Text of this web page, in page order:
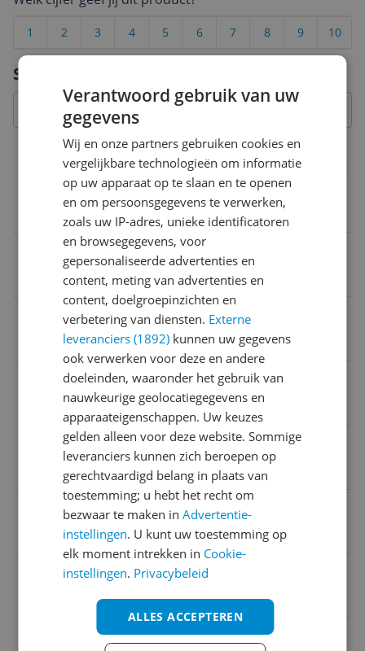
Specificaties
Productinformatie
8003703150135
Materiaal
Aluminium
Inclusief deksel
8003703150135
Afmetingen & gewicht
10
9
8
7
6
5
4
3
2
1
Verantwoord gebruik van uw
gegevens
Wij en onze partners gebruiken cookies en
vergelijkbare technologieën om informatie
op uw apparaat op te slaan en te openen
en om persoonsgegevens te verwerken,
zoals uw IP-adres, unieke identificatoren
en browsegegevens, voor
gepersonaliseerde advertenties en
content, meting van advertenties en
content, doelgroepinzichten en
verbetering van diensten. Externe
leveranciers (1892) kunnen uw gegevens
ook verwerken voor deze en andere
doeleinden, waaronder het gebruik van
nauwkeurige geolocatiegegevens en
apparaateigenschappen. Uw keuzes
gelden alleen voor deze website. Sommige
leveranciers kunnen zich beroepen op
gerechtvaardigd belang in plaats van
toestemming; u hebt het recht om
bezwaar te maken inAdvertentie-
instellingen. U kunt uw toestemming op
elk moment intrekken in Cookie-
instellingen. Privacybeleid
ALLES ACCEPTEREN